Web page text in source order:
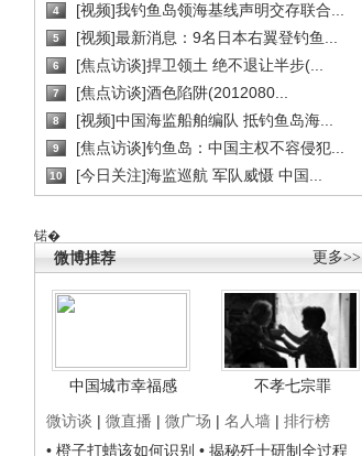
4 [视频]我钓鱼岛领海基线声明交存联合...
5 [视频]最新消息：9名日本右翼登钓鱼...
6 [焦点访谈]捍卫领土 绝不退让半步(...
7 [焦点访谈]酒色陷阱(2012080...
8 [视频]中国海监船舶编队 抵钓鱼岛海...
9 [焦点访谈]钓鱼岛：中国主权不容侵犯...
10 [今日关注]海监巡航 军队威慑 中国...
锘�
更多>>
微博推荐
中国城市幸福感
不孝七宗罪
微访谈 | 微直播 | 微广场 | 名人墙 | 排行榜
• 橙子打蜡该如何识别 • 揭秘歼十研制全过程